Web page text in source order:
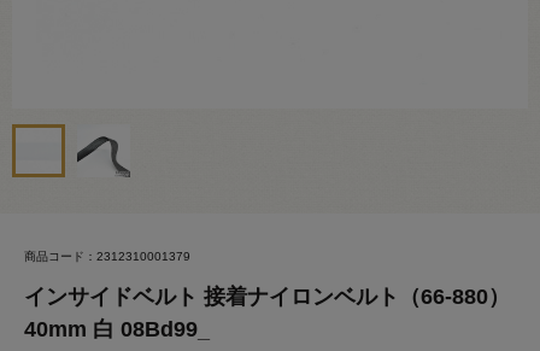
商品コード：2312310001379
インサイドベルト 接着ナイロンベルト（66-880）
40mm 白 08Bd99_